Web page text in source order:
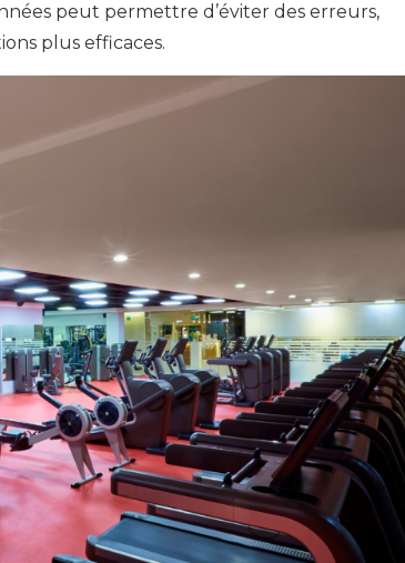
peut permettre d’éviter des erreurs,
plus efficaces.